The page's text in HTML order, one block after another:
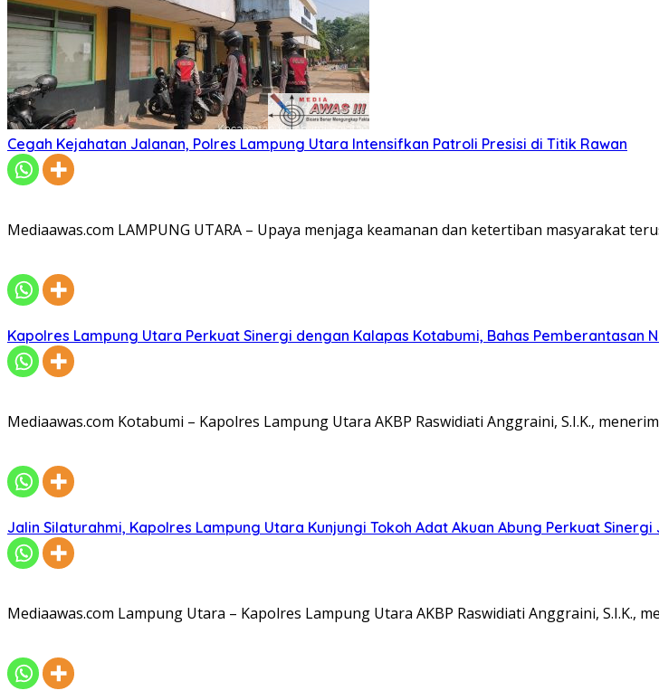
Cegah Kejahatan Jalanan, Polres Lampung Utara Intensifkan Patroli Presisi di Titik Rawan
Mediaawas.com LAMPUNG UTARA – Upaya menjaga keamanan dan ketertiban masyarakat
Kapolres Lampung Utara Perkuat Sinergi dengan Kalapas Kotabumi, Bahas Pemberantasan
Mediaawas.com Kotabumi – Kapolres Lampung Utara AKBP Raswidiati Anggraini, S.I.K.,
Jalin Silaturahmi, Kapolres Lampung Utara Kunjungi Tokoh Adat Akuan Abung Perkuat
Mediaawas.com Lampung Utara – Kapolres Lampung Utara AKBP Raswidiati Anggraini, S.I.K.,